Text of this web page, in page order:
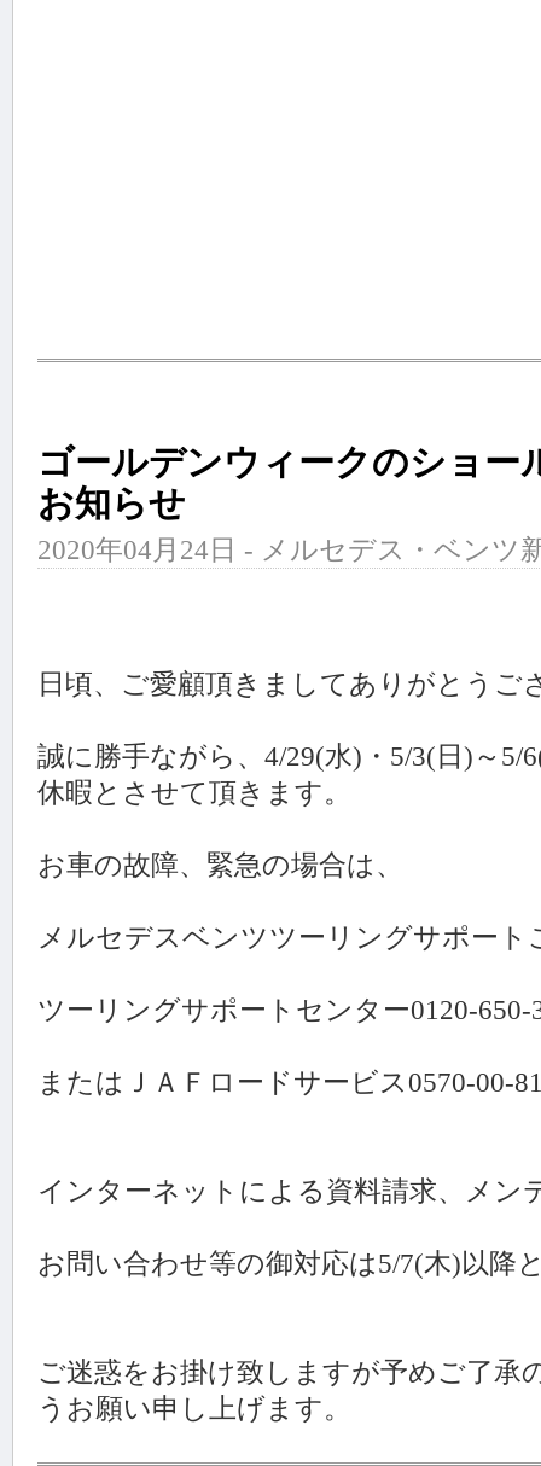
ゴールデンウィークのショー
お知らせ
2020年04月24日 - メルセデス・ベンツ
日頃、ご愛顧頂きましてありがとうご
誠に勝手ながら、4/29(水)・5/3(日)～
休暇とさせて頂きます。
お車の故障、緊急の場合は、
メルセデスベンツツーリングサポート
ツーリングサポートセンター0120-650-
またはＪＡＦロードサービス0570-00-
インターネットによる資料請求、メン
お問い合わせ等の御対応は5/7(木)以降
ご迷惑をお掛け致しますが予めご了承
うお願い申し上げます。